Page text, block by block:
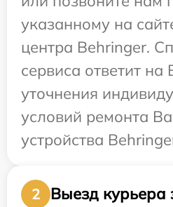
указанному на
центра Behringer.
сервиса ответит
уточнения
условий ремонта
устройства
2 Выезд курьера